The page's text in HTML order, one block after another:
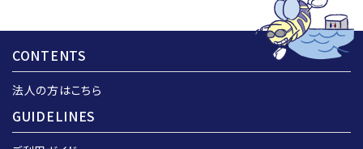
CONTENTS
法人の方はこちら
GUIDELINES